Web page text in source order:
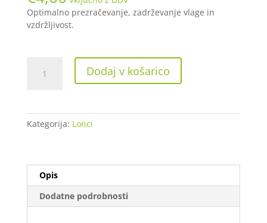
Optimalno prezračevanje, zadrževanje vlage in
vzdržljivost.
Fabric
L
količina
Dodaj v košarico
Kategorija: Lonci
Opis
Dodatne podrobnosti